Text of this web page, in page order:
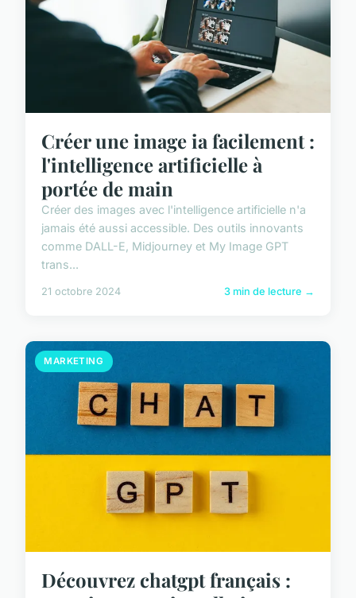
Créer une image ia facilement :
l'intelligence artificielle à
portée de main
Créer des images avec l'intelligence artificielle n'a
jamais été aussi accessible. Des outils innovants
comme DALL-E, Midjourney et My Image GPT
trans...
21 octobre 2024 3 min de lecture →
MARKETING
Découvrez chatgpt français :